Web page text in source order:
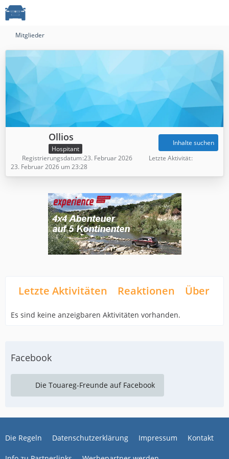
Mitglieder
Ollios
Hospitant
Inhalte suchen
Registrierungsdatum 23. Februar 2026
Letzte Aktivität
23. Februar 2026 um 23:28
Letzte Aktivitäten Reaktionen Über
Es sind keine anzeigbaren Aktivitäten vorhanden.
Facebook
Die Touareg-Freunde auf Facebook
Die Regeln Datenschutzerklärung Impressum Kontakt